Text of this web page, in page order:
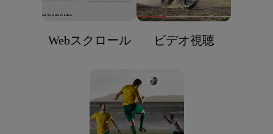
Webスクロール ビデオ視聴